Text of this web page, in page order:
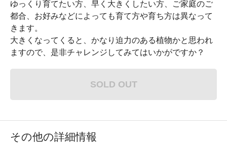
ゆっくり育てたい方、早く大きくしたい方、ご家庭のご
都合、お好みなどによっても育て方や育ち方は異なって
きます。
大きくなってくると、かなり迫力のある植物かと思われ
ますので、是非チャレンジしてみてはいかがですか？
SOLD OUT
その他の詳細情報